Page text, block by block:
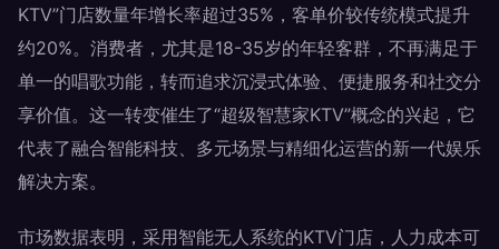
KTV”门店数量年增长率超过35%，客单价较传统模式提升
约20%。消费者，尤其是18-35岁的年轻客群，不再满足于
单一的唱歌功能，转而追求沉浸式体验、便捷服务和社交分
享价值。这一转变催生了“超级智慧家KTV”概念的兴起，它
代表了融合智能科技、多元场景与精细化运营的新一代娱乐
解决方案。
市场数据表明，采用智能无人系统的KTV门店，人力成本可